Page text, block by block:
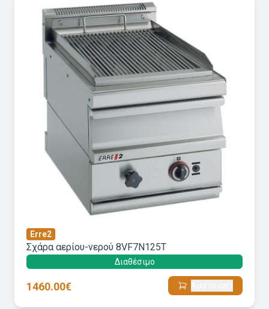
Erre2
Σχάρα αερίου-νερού 8VF7N125T
Διαθέσιμο
1460.00€